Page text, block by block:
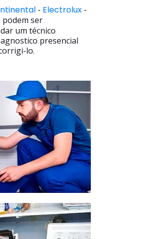
- Electrolux-
podem ser
um técnico
presencial
lo.